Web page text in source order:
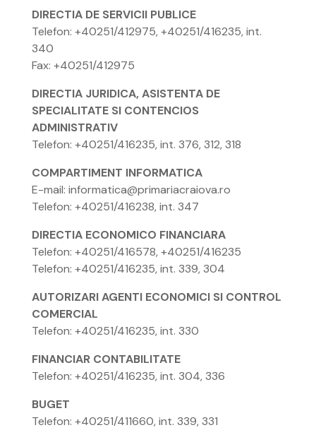
DIRECTIA DE SERVICII PUBLICE
Telefon: +40251/412975, +40251/416235, int.
340
Fax: +40251/412975
DIRECTIA JURIDICA, ASISTENTA DE
SPECIALITATE SI CONTENCIOS
ADMINISTRATIV
Telefon: +40251/416235, int. 376, 312, 318
COMPARTIMENT INFORMATICA
E-mail: informatica@primariacraiova.ro
Telefon: +40251/416238, int. 347
DIRECTIA ECONOMICO FINANCIARA
Telefon: +40251/416578, +40251/416235
Telefon: +40251/416235, int. 339, 304
AUTORIZARI AGENTI ECONOMICI SI CONTROL
COMERCIAL
Telefon: +40251/416235, int. 330
FINANCIAR CONTABILITATE
Telefon: +40251/416235, int. 304, 336
BUGET
Telefon: +40251/411660, int. 339, 331